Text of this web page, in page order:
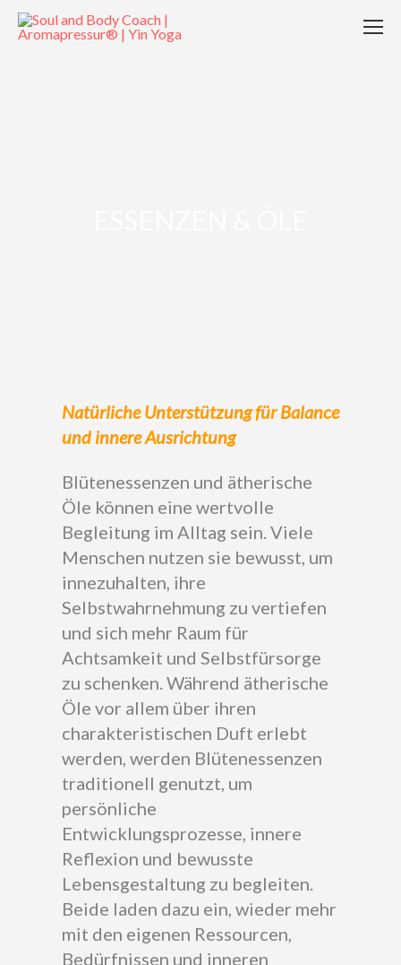
Natürliche Unterstützung für Balance
und innere Ausrichtung
Blütenessenzen und ätherische
Öle können eine wertvolle
Begleitung im Alltag sein. Viele
Menschen nutzen sie bewusst, um
innezuhalten, ihre
Selbstwahrnehmung zu vertiefen
und sich mehr Raum für
Achtsamkeit und Selbstfürsorge
zu schenken. Während ätherische
Öle vor allem über ihren
charakteristischen Duft erlebt
werden, werden Blütenessenzen
traditionell genutzt, um
persönliche
Entwicklungsprozesse, innere
Reflexion und bewusste
Lebensgestaltung zu begleiten.
Beide laden dazu ein, wieder mehr
mit den eigenen Ressourcen,
Bedürfnissen und inneren